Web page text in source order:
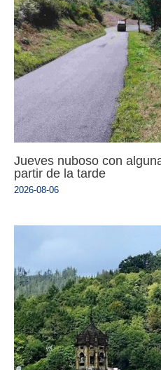
Jueves nuboso con
partir de la tarde
2026-08-06